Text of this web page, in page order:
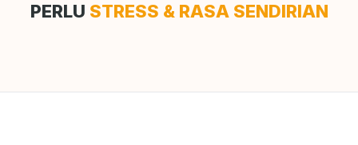
PERLU STRESS & RASA SENDIRIAN